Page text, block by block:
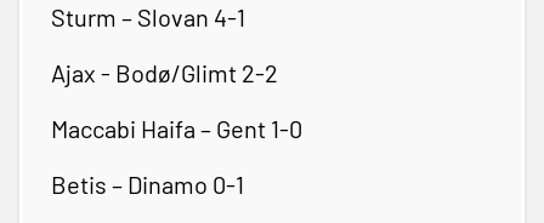
Sturm – Slovan 4-1
Ajax - Bodø/Glimt 2-2
Maccabi Haifa – Gent 1-0
Betis – Dinamo 0-1